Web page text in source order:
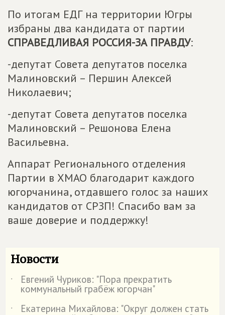
По итогам ЕДГ на территории Югры
избраны два кандидата от партии
СПРАВЕДЛИВАЯ РОССИЯ-ЗА ПРАВДУ:
-депутат Совета депутатов поселка
Малиновский – Першин Алексей
Николаевич;
-депутат Совета депутатов поселка
Малиновский – Решонова Елена
Васильевна.
Аппарат Регионального отделения
Партии в ХМАО благодарит каждого
югорчанина, отдавшего голос за наших
кандидатов от СРЗП! Спасибо вам за
ваше доверие и поддержку!
Новости
˙ Евгений Чуриков: "Пора прекратить
коммунальный грабёж югорчан"
˙
Екатерина Михайлова: "Округ должен стать